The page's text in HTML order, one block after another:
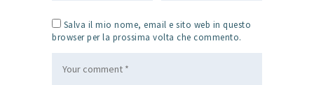
Salva il mio nome, email e sito web in questo
browser per la prossima volta che commento.